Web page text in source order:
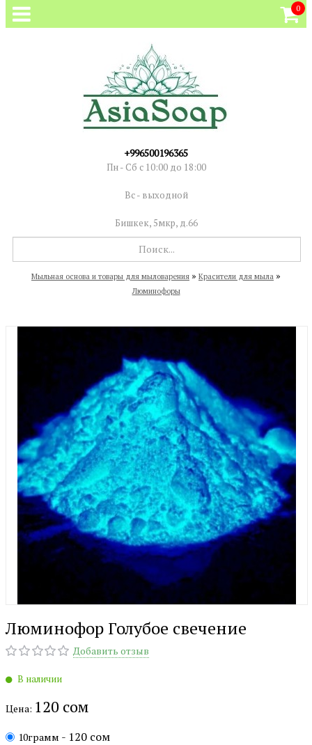
0
+996500196365
Пн - Сб с 10:00 до 18:00
Вс - выходной
Бишкек, 5мкр, д.66
Мыльная основа и товары для мыловарения » Красители для мыла »
Люминофоры
Люминофор Голубое свечение
Добавить отзыв
В наличии
Цена: 120 сом
10грамм - 120 сом